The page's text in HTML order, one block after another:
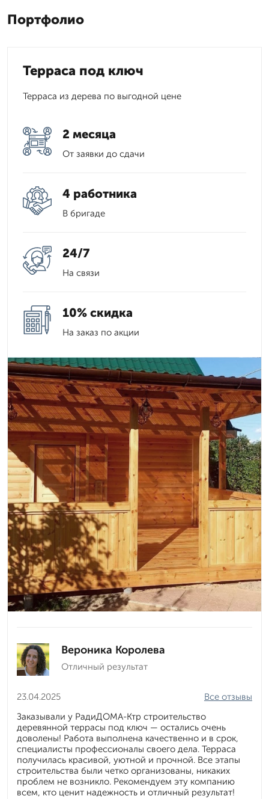
Портфолио
Терраса под ключ
Терраса из дерева по выгодной цене
2 месяца
От заявки до сдачи
4 работника
В бригаде
24/7
На связи
10% скидка
На заказ по акции
Вероника Королева
Отличный результат
23.04.2025
Все отзывы
Заказывали у РадиДОМА-Ктр строительство
деревянной террасы под ключ — остались очень
доволены! Работа выполнена качественно и в срок,
специалисты профессионалы своего дела. Терраса
получилась красивой, уютной и прочной. Все этапы
строительства были четко организованы, никаких
проблем не возникло. Рекомендуем эту компанию
всем, кто ценит надежность и отличный результат!